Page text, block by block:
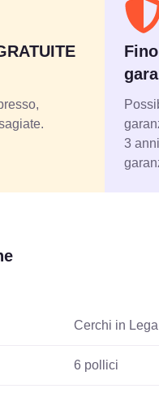
3
Cerchi in Lega
6 pollici